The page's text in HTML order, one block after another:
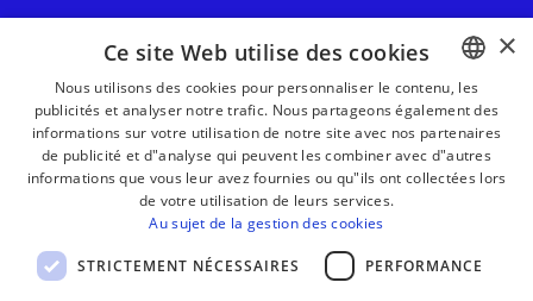
Château Lota - 64480 Ustaritz
Tél. 05 59 93 25 25
BASQUE
FRENCH
×
Ce site Web utilise des cookies
Nous utilisons des cookies pour personnaliser le contenu, les
publicités et analyser notre trafic. Nous partageons également des
informations sur votre utilisation de notre site avec nos partenaires
de publicité et d"analyse qui peuvent les combiner avec d"autres
informations que vous leur avez fournies ou qu"ils ont collectées lors
de votre utilisation de leurs services.
Au sujet de la gestion des cookies
STRICTEMENT NÉCESSAIRES PERFORMANCE